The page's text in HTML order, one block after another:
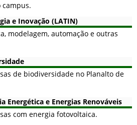
campus.
e Inovação (LATIN)
modelagem, automação e outras
de biodiversidade no Planalto de
Energética e Energias Renováveis
com energia fotovoltaica.